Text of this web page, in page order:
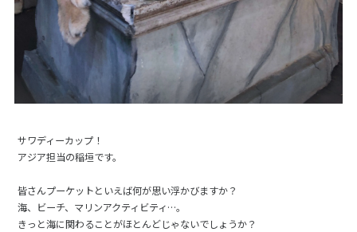
サワディーカップ！
アジア担当の稲垣です。
皆さんプーケットといえば何が思い浮かびますか？
海、ビーチ、マリンアクティビティ…。
きっと海に関わることがほとんどじゃないでしょうか？